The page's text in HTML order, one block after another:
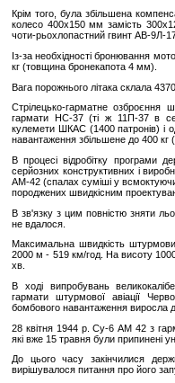
Крім того, була збільшена
колесо 400x150 мм замість
чоти-рьохлопастний гвинт АВ-9Л-
Із-за необхідності бронювання
кг (товщина бронекапота 4 мм).
Вага порожнього літака склала
Стрілецько-гарматне
гармати НС-37 (ті ж 11П-37 в
кулемети ШКАС (1400 патронів) і
навантаження збільшене до 400 кг
В процесі відробітку програми
серйозних конструктивних і
АМ-42 (спалах суміші у
породжених швидкісним
В зв'язку з цим повністю зняти
не вдалося.
Максимальна швидкість
2000 м - 519 км/год. На висоту
хв.
В ході випробувань
гармати штурмової авіації
бомбового навантаження виросла
28 квітня 1944 р. Су-6 AM 42 з
які вже 15 травня були припинені
До цього часу закінчилися
вирішувалося питання про його